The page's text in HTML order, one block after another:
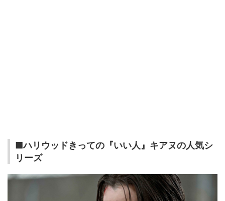
■ハリウッドきっての『いい人』キアヌの人気シ
リーズ